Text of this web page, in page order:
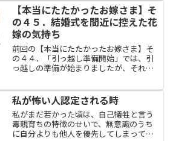
なぁと思う名字を見かけると、ちょっと
羨ましいような気持ちにもな...
【本当にたたかったお嫁さま】そ
の４５．結婚式を間近に控えた花
嫁の気持ち
前回の【本当にたたかったお嫁さま】そ
の４４．「引っ越し準備開始」では、引
っ越しの準備が始まりましたが、それよ
わらず仕事が多忙を極めていたことでし
た。毎日深夜まで仕事に追...
私が怖い人認定される時
私がまだ若かった頃は、自己犠牲と言う
毒親育ちの特徴のせいで、無意識のうち
に自分よりも他人を優先してしまってい